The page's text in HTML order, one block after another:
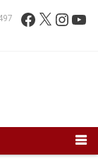
Facebook
X